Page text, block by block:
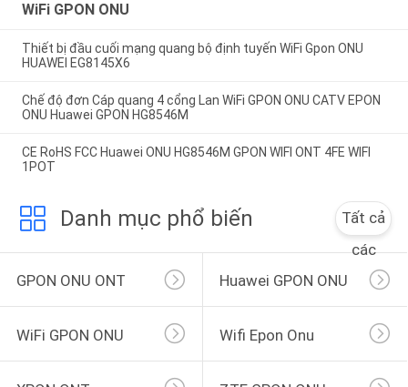
WiFi GPON ONU
Thiết bị đầu cuối mạng quang bộ định tuyến WiFi Gpon ONU
HUAWEI EG8145X6
Chế độ đơn Cáp quang 4 cổng Lan WiFi GPON ONU CATV EPON
ONU Huawei GPON HG8546M
CE RoHS FCC Huawei ONU HG8546M GPON WIFI ONT 4FE WIFI
1POT
Danh mục phổ biến
Tất cả
các
GPON ONU ONT
Huawei GPON ONU
WiFi GPON ONU Wifi Epon Onu